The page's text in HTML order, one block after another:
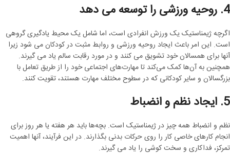
4. روحیه ورزشی را توسعه می دهد
اگرچه ژیمناستیک یک ورزش انفرادی است، اما شامل یک محیط یادگیری گروهی
است. این امر باعث ایجاد روحیه ورزشی و روابط مثبت در کودکان می شود زیرا
آنها برای همسالان خود تشویق می کنند و در مورد رقابت سالم یاد می گیرند.
همچنین به آن‌ها کمک می‌کند تا مهارت‌های اجتماعی خود را از طریق تعامل با
بزرگسالان و سایر کودکانی که در سطوح مختلف مهارت هستند، تقویت کنند.
5. ایجاد نظم و انضباط
نظم و انضباط همه چیز در ژیمناستیک است. بچه‌ها باید هر هفته یا هر روز برای
انجام کارهای خاصی کار را روی حرکات بدنی بگذارند. در این فرآیند، آنها اهمیت
تمرکز، فداکاری و سخت کوشی را یاد می گیرند.